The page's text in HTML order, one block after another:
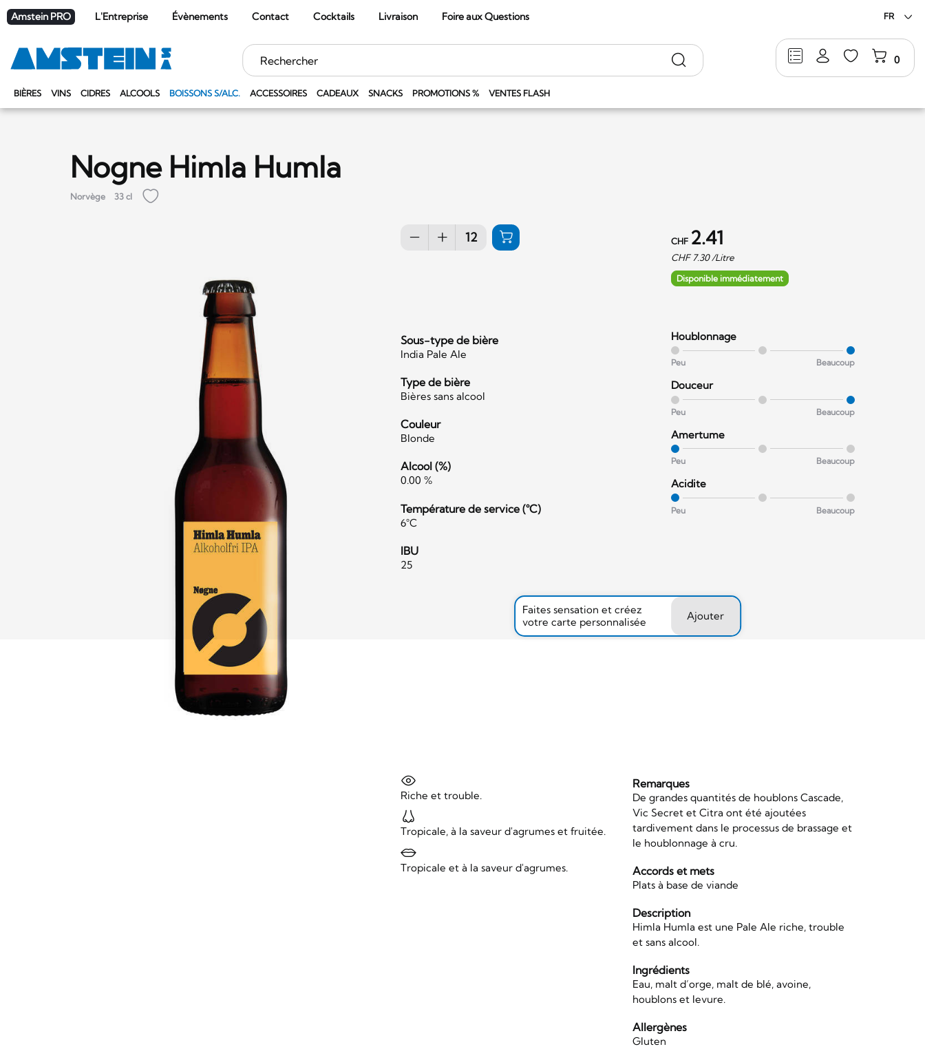
Amstein PRO L'Entreprise Évènements Contact Cocktails Livraison Foire aux Questions FR
BIÈRES VINS CIDRES ALCOOLS BOISSONS S/ALC. ACCESSOIRES CADEAUX SNACKS PROMOTIONS % VENTES FLASH
0
Mots
clés
Rechercher
Nogne Himla Humla
Norvège 33 cl
CHF 2.41
CHF 7.30/Litre
Disponible immédiatement
Sous-type de bière
India Pale Ale
Type de bière
Bières sans alcool
Couleur
Blonde
Alcool (%)
0.00 %
Température de service (°C)
6°C
IBU
25
Houblonnage
Peu Beaucoup
Douceur
Peu Beaucoup
Amertume
Peu Beaucoup
Acidite
Peu Beaucoup
Faites sensation et créez
votre carte personnalisée
Ajouter
Riche et trouble.
Tropicale, à la saveur d'agrumes et fruitée.
Tropicale et à la saveur d'agrumes.
Remarques
De grandes quantités de houblons Cascade,
Vic Secret et Citra ont été ajoutées
tardivement dans le processus de brassage et
le houblonnage à cru.
Accords et mets
Plats à base de viande
Description
Himla Humla est une Pale Ale riche, trouble
et sans alcool.
Ingrédients
Eau, malt d’orge, malt de blé, avoine,
houblons et levure.
Allergènes
Gluten